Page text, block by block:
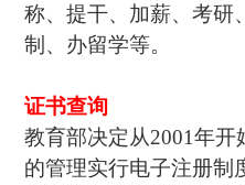
称、提干、加薪、考研
制、办留学等。
证书查询
教育部决定从2001年
的管理实行电子注册制